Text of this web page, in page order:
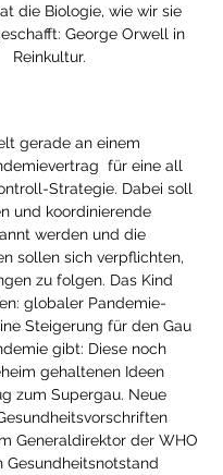
die Biologie, wie wir sie
George Orwell in
Reinkultur.
gerade an einem
für eine all
Strategie. Dabei soll
und koordinierende
werden und die
sollen sich verpflichten,
zu folgen. Das Kind
globaler Pandemie-
Steigerung für den Gau
gibt: Diese noch
gehaltenen Ideen
zum Supergau. Neue
Generaldirektor der WHO
Gesundheitsnotstand